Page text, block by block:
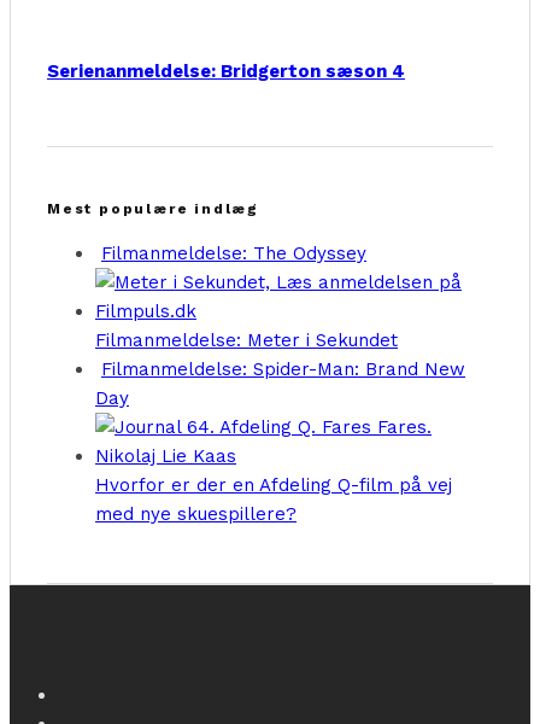
Serienanmeldelse: Bridgerton sæson 4
Mest populære indlæg
Filmanmeldelse: The Odyssey
Filmanmeldelse: Meter i Sekundet
Filmanmeldelse: Spider-Man: Brand New
Day
Hvorfor er der en Afdeling Q-film på vej
med nye skuespillere?